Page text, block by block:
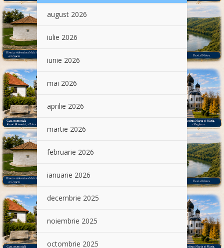
august 2026
iulie 2026
iunie 2026
mai 2026
aprilie 2026
martie 2026
februarie 2026
ianuarie 2026
decembrie 2025
noiembrie 2025
octombrie 2025